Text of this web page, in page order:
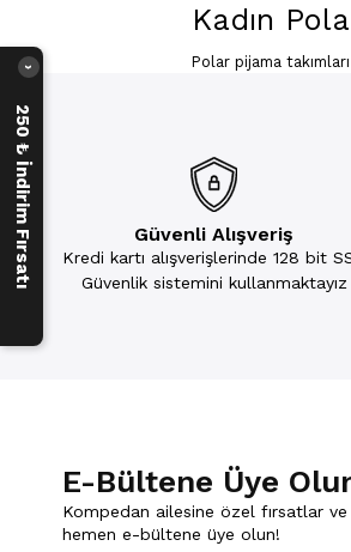
Kadın
Polar pijama
Polar pijama
takımları genellikle
Polar kumaş,
terlemeyi önleyen bir
kalındır. Bundan
Polar kumaş yapısı
Desenli Polar
Kadın polar pijama
pijamalar ile
Güvenli Alışveriş
Kredi kartı alışverişlerinde 128 bit
Güvenlik sistemini kullanmaktayız
E-Bültene Üye
Kompedan ailesine özel fırsatlar
hemen e-bültene üye olun!
250 ₺ İndirim Fırsatı
›